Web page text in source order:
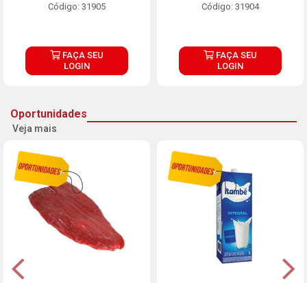
Código: 31905
FAÇA SEU
LOGIN
Código: 31904
FAÇA SEU
LOGIN
Oportunidades
Veja mais